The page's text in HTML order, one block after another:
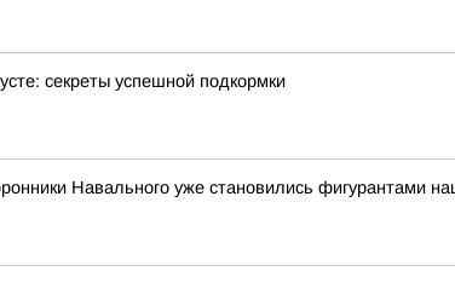
секреты успешной подкормки
Навального уже становились фигурантами